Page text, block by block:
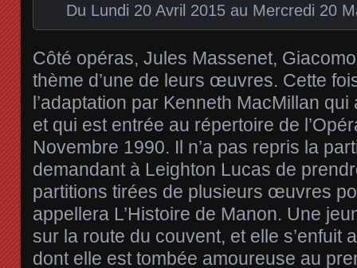
Du Lundi 20 Avril 2015 au Mercredi 20
Côté opéras, Jules Massenet,
thème d’une de leurs œuvres. Cette
l’adaptation par Kenneth MacMillan
et qui est entrée au répertoire de
Novembre 1990. Il n’a pas repris la
demandant à Leighton Lucas de
partitions tirées de plusieurs œuvres
appellera L’Histoire de Manon. Une
sur la route du couvent, et elle s’enfuit
dont elle est tombée amoureuse au